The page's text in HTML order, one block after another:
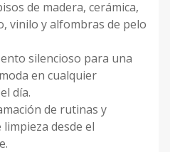
de madera, cerámica,
vinilo y alfombras de pelo
silencioso para una
en cualquier
día.
de rutinas y
desde el